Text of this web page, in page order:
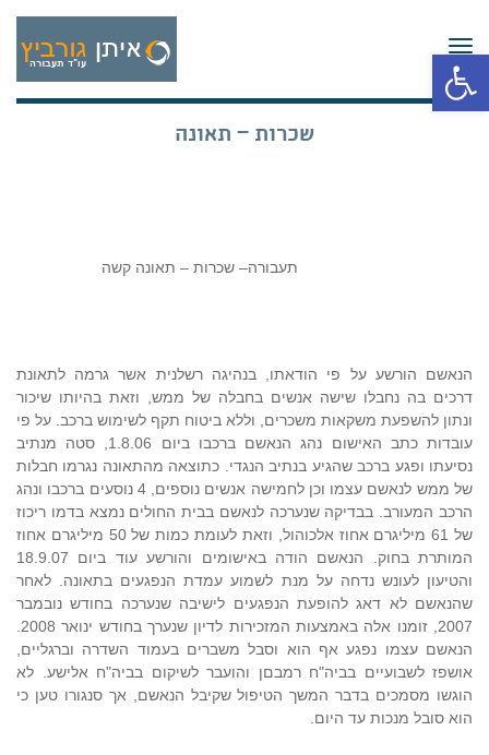
פתח סרגל נגישות
תפריט
שכרות – תאונה
תעבורה– שכרות – תאונה קשה
הנאשם הורשע על פי הודאתו, בנהיגה רשלנית אשר גרמה לתאונת
דרכים בה נחבלו שישה אנשים בחבלה של ממש, וזאת בהיותו שיכור
ונתון להשפעת משקאות משכרים, וללא ביטוח תקף לשימוש ברכב. על פי
עובדות כתב האישום נהג הנאשם ברכבו ביום 1.8.06, סטה מנתיב
נסיעתו ופגע ברכב שהגיע בנתיב הנגדי. כתוצאה מהתאונה נגרמו חבלות
של ממש לנאשם עצמו וכן לחמישה אנשים נוספים, 4 נוסעים ברכבו ונהג
הרכב המעורב. בבדיקה שנערכה לנאשם בבית החולים נמצא בדמו ריכוז
של 61 מיליגרם אחוז אלכוהול, וזאת לעומת כמות של 50 מיליגרם אחוז
המותרת בחוק. הנאשם הודה באישומים והורשע עוד ביום 18.9.07
והטיעון לעונש נדחה על מנת לשמוע עמדת הנפגעים בתאונה. לאחר
שהנאשם לא דאג להופעת הנפגעים לישיבה שנערכה בחודש נובמבר
הנאשם עצמו נפגע אף הוא וסבל משברים בעמוד השדרה וברגליים,
אושפז לשבועיים בביה"ח רמבםן והועבר לשיקום בביה"ח אלישע. לא
הוגשו מסמכים בדבר המשך הטיפול שקיבל הנאשם, אך סנגורו טען כי
הוא סובל מנכות עד היום.